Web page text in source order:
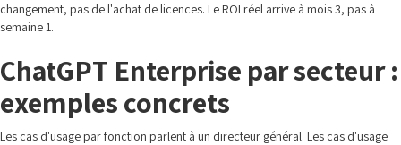
changement, pas de l'achat de licences. Le ROI réel arrive à mois 3, pas à
semaine 1.
ChatGPT Enterprise par secteur :
exemples concrets
Les cas d'usage par fonction parlent à un directeur général. Les cas d'usage